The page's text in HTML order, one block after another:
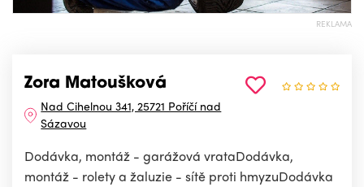
REKLAMA
Zora Matoušková
Nad Cihelnou 341, 25721 Poříčí nad
Sázavou
Dodávka, montáž - garážová vrataDodávka,
montáž - rolety a žaluzie - sítě proti hmyzuDodávka